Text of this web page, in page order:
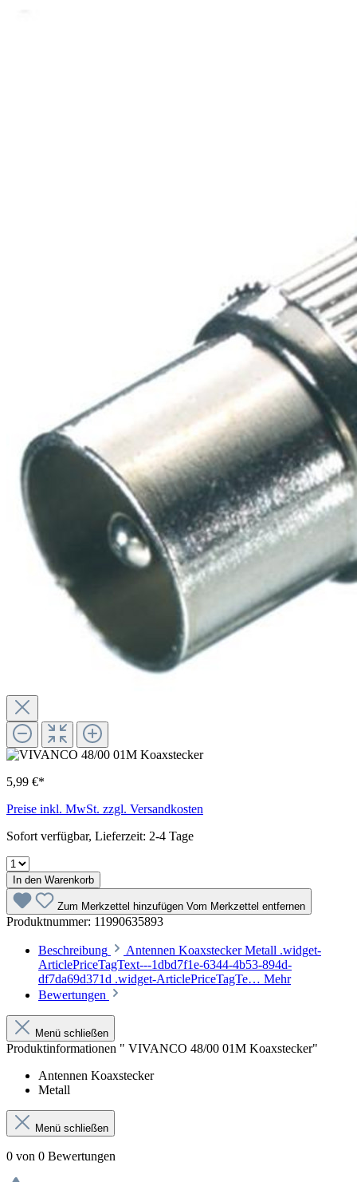
5,99 €*
Preise inkl. MwSt. zzgl. Versandkosten
Sofort verfügbar, Lieferzeit: 2-4 Tage
In den Warenkorb
Zum Merkzettel hinzufügen Vom Merkzettel entfernen
Produktnummer: 11990635893
Beschreibung
Antennen Koaxstecker Metall .widget-
ArticlePriceTagText---1dbd7f1e-6344-4b53-894d-
df7da69d371d .widget-ArticlePriceTagTe… Mehr
Bewertungen
Menü schließen
Produktinformationen " VIVANCO 48/00 01M Koaxstecker"
Antennen Koaxstecker
Metall
Menü schließen
0 von 0 Bewertungen